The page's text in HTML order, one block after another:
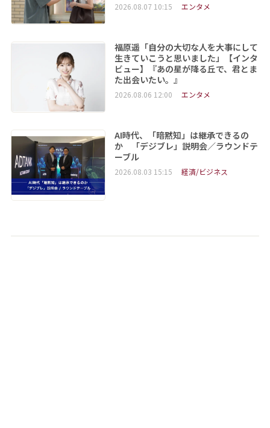
2026.08.07 10:15 エンタメ
福原遥「自分の大切な人を大事にして
生きていこうと思いました」【インタ
ビュー】『あの星が降る丘で、君とま
た出会いたい。』
2026.08.06 12:00 エンタメ
AI時代、「暗黙知」は継承できるの
か 「デジブレ」説明会／ラウンドテ
ーブル
2026.08.03 15:15 経済/ビジネス